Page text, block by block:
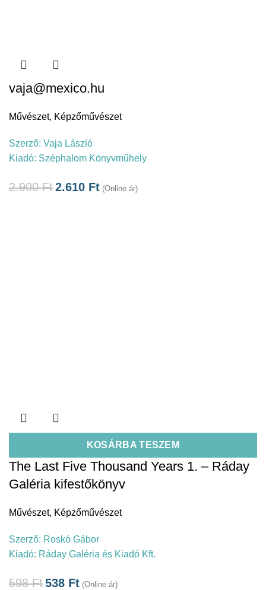
vaja@mexico.hu
Művészet, Képzőművészet
Szerző: Vaja László
Kiadó: Széphalom Könyvműhely
2.900Ft2.610 Ft (Online ár)
KOSÁRBA TESZEM
The Last Five Thousand Years 1. – Ráday
Galéria kifestőkönyv
Művészet, Képzőművészet
Szerző: Roskó Gábor
Kiadó: Ráday Galéria és Kiadó Kft.
598Ft538 Ft (Online ár)